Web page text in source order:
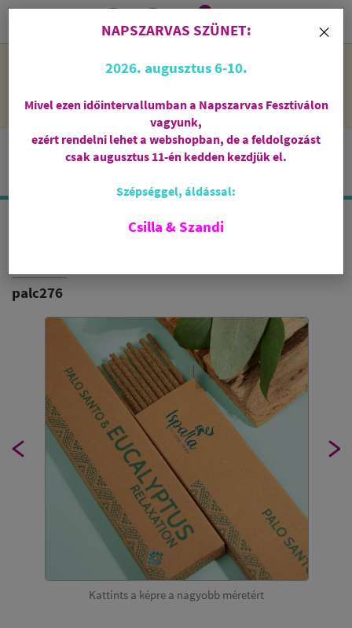
NAPSZARVAS SZÜNET: 2026. augusztus 6-10 - rendelni lehet
feldolgozni őket.
i
0
ISPALLA FÜSTÖLŐPÁLCIKA
palc276
Kattints a képre a nagyobb méretért
×
NAPSZARVAS SZÜNET:
2026. augusztus 6-10.
Mivel ezen időintervallumban a Napszarvas Fesztiválon
vagyunk,
ezért rendelni lehet a webshopban, de a feldolgozást
csak augusztus 11-én kedden kezdjük el.
Szépséggel, áldással:
Csilla & Szandi